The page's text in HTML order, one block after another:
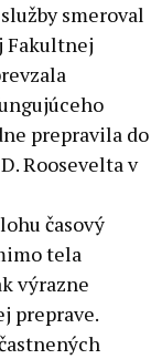
smeroval
Fakultnej
prepravila do
Roosevelta v
časový
tela
výrazne
preprave.